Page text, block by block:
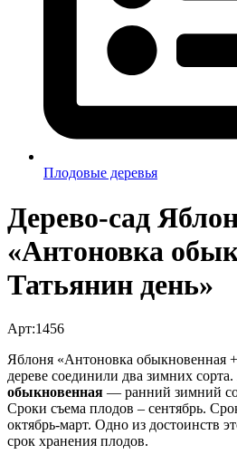
Плодовые деревья
Дерево-сад
«Антоновка
Татьянин день»
Арт:1456
Яблоня «Антоновка обыкновенная
дереве соединили два зимних сорта.
обыкновенная — ранний зимний
Сроки съема плодов – сентябрь.
октябрь-март. Одно из достоинств
срок хранения плодов.